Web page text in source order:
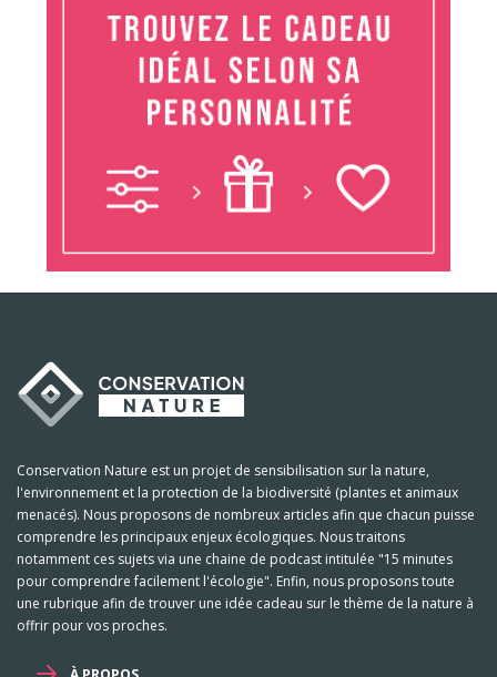
Conservation Nature est un projet de sensibilisation sur la nature,
l'environnement et la protection de la biodiversité (plantes et animaux
menacés). Nous proposons de nombreux articles afin que chacun puisse
comprendre les principaux enjeux écologiques. Nous traitons
notamment ces sujets via une chaine de podcast intitulée "15 minutes
pour comprendre facilement l'écologie". Enfin, nous proposons toute
une rubrique afin de trouver une idée cadeau sur le thème de la nature à
offrir pour vos proches.